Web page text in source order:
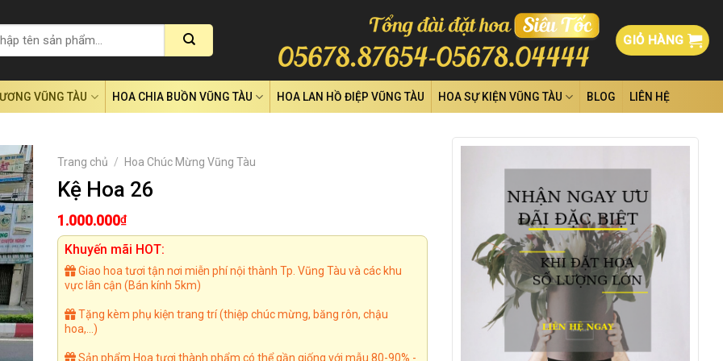
GIỎ HÀNG
VŨNG TÀU HOA CHIA BUỒN VŨNG TÀU HOA LAN HỒ ĐIỆP VŨNG TÀU HOA SỰ KIỆN VŨNG TÀU BLOG LIÊN HỆ
Trang chủ / Hoa Chúc Mừng Vũng Tàu
Kệ Hoa 26
1.000.000₫
Khuyến mãi HOT:
Giao hoa tươi tận nơi miễn phí nội thành Tp. Vũng Tàu và các khu
vực lân cận (Bán kính 5km)
Tặng kèm phụ kiện trang trí (thiệp chúc mừng, băng rôn, chậu
hoa,...)
Sản phẩm Hoa tươi thành phẩm có thể gần giống với mẫu 80-90% -